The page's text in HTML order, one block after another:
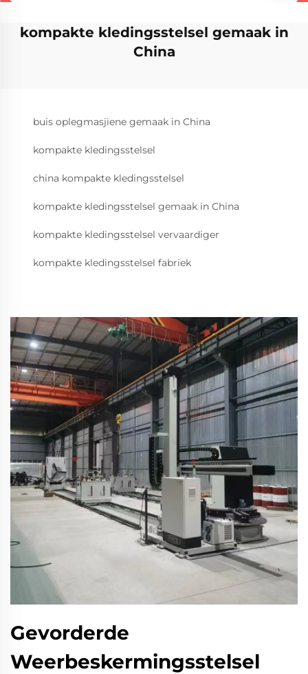
kompakte kledingsstelsel gemaak in
China
buis oplegmasjiene gemaak in China
kompakte kledingsstelsel
china kompakte kledingsstelsel
kompakte kledingsstelsel gemaak in China
kompakte kledingsstelsel vervaardiger
kompakte kledingsstelsel fabriek
Gevorderde
Weerbeskermingsstelsel